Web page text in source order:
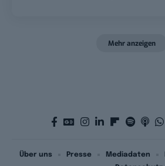
Mehr anzeigen
Über uns Presse Mediadaten